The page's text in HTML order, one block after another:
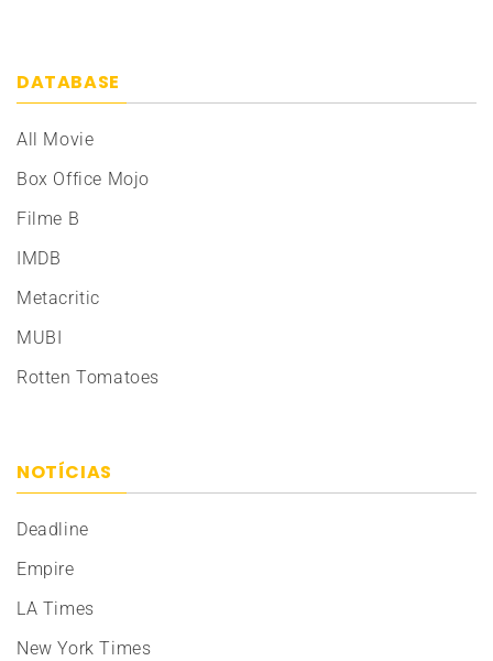
DATABASE
All Movie
Box Office Mojo
Filme B
IMDB
Metacritic
MUBI
Rotten Tomatoes
NOTÍCIAS
Deadline
Empire
LA Times
New York Times